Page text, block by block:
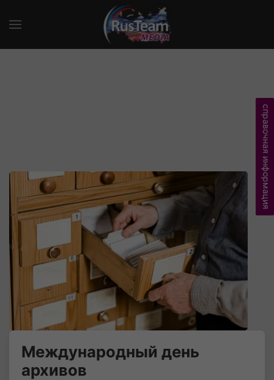
Международный день
архивов
справочная информация